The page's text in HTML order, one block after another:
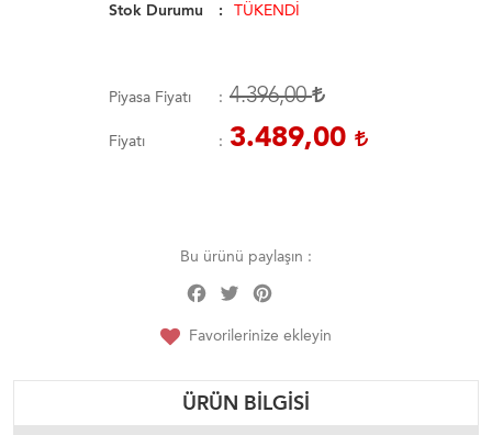
Stok Durumu
TÜKENDİ
Piyasa Fiyatı 4.396,00
Fiyatı 3.489,00
Bu ürünü paylaşın :
Facebook
Twitter
Favorilerinize ekleyin
ÜRÜN BILGISI